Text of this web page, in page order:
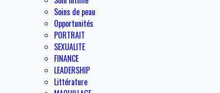
Soins de peau
Opportunités
PORTRAIT
SEXUALITE
FINANCE
LEADERSHIP
Littérature